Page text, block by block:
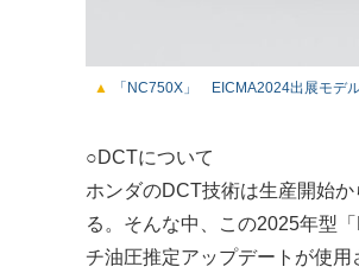
「NC750X」 EICMA2024出展モデ
○DCTについて
ホンダのDCT技術は生産開始
る。そんな中、この2025年型
チ油圧推定アップデートが使用